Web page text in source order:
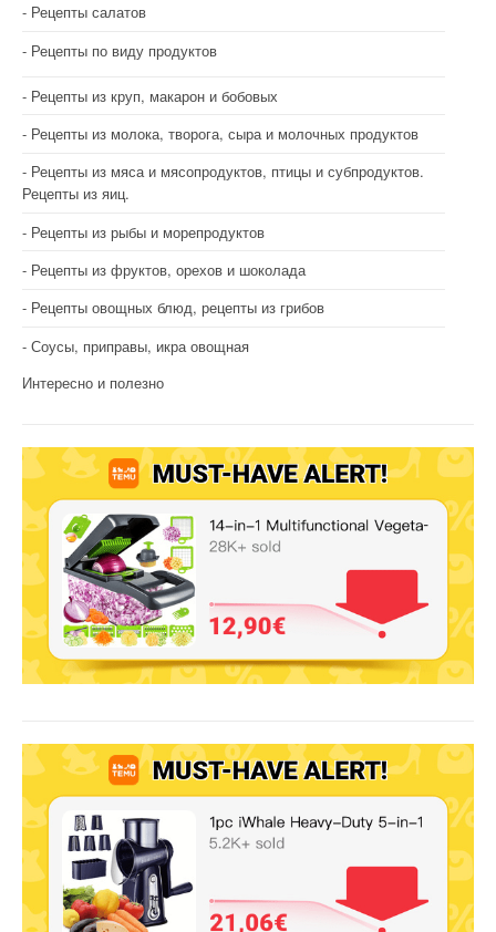
Рецепты салатов
Рецепты по виду продуктов
Рецепты из круп, макарон и бобовых
Рецепты из молока, творога, сыра и молочных продуктов
Рецепты из мяса и мясопродуктов, птицы и субпродуктов.
Рецепты из яиц.
Рецепты из рыбы и морепродуктов
Рецепты из фруктов, орехов и шоколада
Рецепты овощных блюд, рецепты из грибов
Соусы, приправы, икра овощная
Интересно и полезно